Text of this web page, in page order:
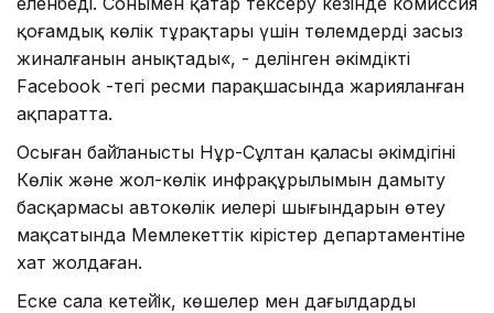
қоғамдық көлік тұрақтары үшін төлемдердің заңсыз
жиналғанын анықтады«, - делінген әкімдіктің
Facebook -тегі ресми парақшасында жарияланған
ақпаратта.
Осыған бай̆ланысты Нұр-Сұлтан қаласы әкімдігінің
Көлік және жол-көлік инфрақұрылымын дамыту
басқармасы автокөлік иелері шығындарын өтеу
мақсатында Мемлекеттік кірістер департаментіне
хат жолдаған.
Еске сала кетей̆ік, көшелер мен даңғылдарды